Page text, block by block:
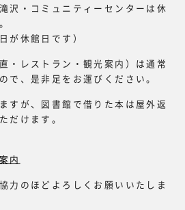
沢・コミュニティーセンターは休
が休館日です）
・レストラン・観光案内）は通常
で、是非足をお運びください。
すが、図書館で借りた本は屋外返
だけます。
内
力のほどよろしくお願いいたしま